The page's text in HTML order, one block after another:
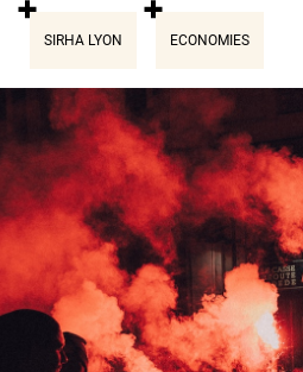
SIRHA LYON ECONOMIES